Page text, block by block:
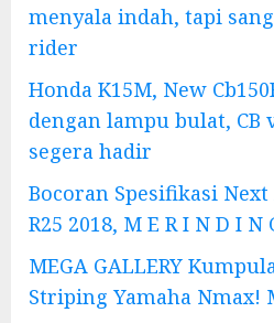
menyala indah, tapi
rider
Honda K15M, New
dengan lampu bulat,
segera hadir
Bocoran Spesifikasi
R25 2018, M E R I N D I N
MEGA GALLERY
Striping Yamaha Nmax!